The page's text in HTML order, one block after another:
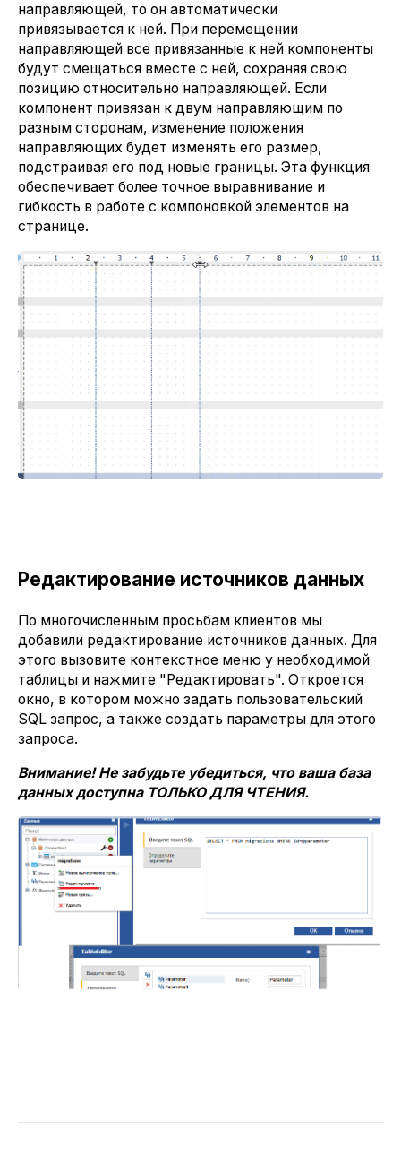
направляющей, то он автоматически
привязывается к ней. При перемещении
направляющей все привязанные к ней компоненты
будут смещаться вместе с ней, сохраняя свою
позицию относительно направляющей. Если
компонент привязан к двум направляющим по
разным сторонам, изменение положения
направляющих будет изменять его размер,
подстраивая его под новые границы. Эта функция
обеспечивает более точное выравнивание и
гибкость в работе с компоновкой элементов на
странице.
Редактирование источников данных
По многочисленным просьбам клиентов мы
добавили редактирование источников данных. Для
этого вызовите контекстное меню у необходимой
таблицы и нажмите "Редактировать". Откроется
окно, в котором можно задать пользовательский
SQL запрос, а также создать параметры для этого
запроса.
Внимание! Не забудьте убедиться, что ваша база
данных доступна ТОЛЬКО ДЛЯ ЧТЕНИЯ.